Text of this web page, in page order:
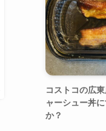
コストコの広
ャーシュー丼
か？